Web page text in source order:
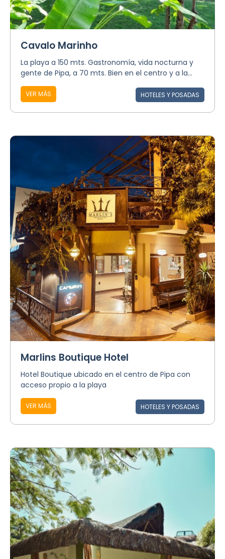
Cavalo Marinho
La playa a 150 mts. Gastronomía, vida nocturna y
gente de Pipa, a 70 mts. Bien en el centro y a la...
VER MÁS HOTELES Y POSADAS
Marlins Boutique Hotel
Hotel Boutique ubicado en el centro de Pipa con
acceso propio a la playa
VER MÁS HOTELES Y POSADAS